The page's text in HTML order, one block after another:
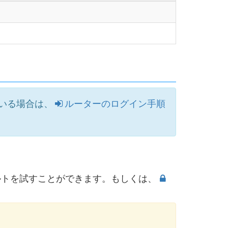
場合は、 ルーターのログイン手順
を試すことができます。もしくは、